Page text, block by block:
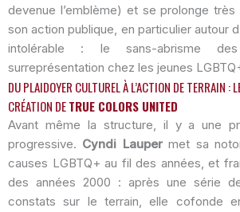
devenue l’emblème) et se prolonge
son action publique, en particulier autour
intolérable : le sans-abrisme
surreprésentation chez les jeunes
DU PLAIDOYER CULTUREL À L’ACTION DE TERRAIN :
CRÉATION DETRUE COLORS UNITED
Avant même la structure, il y a une
progressive. Cyndi Laupermet sa
causes LGBTQ+ au fil des années, et
des années 2000 : après une série
constats sur le terrain, elle cofonde